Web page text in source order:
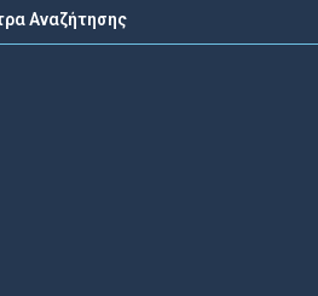
Αναζήτησης